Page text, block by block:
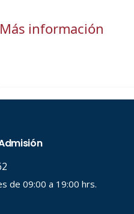
Más información